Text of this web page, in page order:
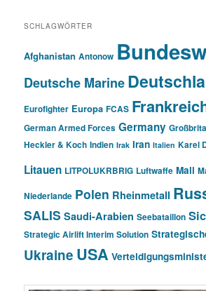
SCHLAGWÖRTER
Afghanistan Antonow
Deutsche Marine
Eurofighter Europa FCAS
German Armed Forces Germany
Heckler & Koch Indien Irak Iran Italien Karel
Litauen LITPOLUKRBRIG Luftwaffe Mali
Niederlande Polen Rheinmetall
SALIS Saudi-Arabien Seebataillon
Strategic Airlift Interim Solution
Ukraine USA